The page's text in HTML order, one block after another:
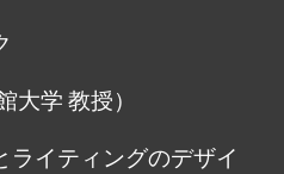
大学 教授）
ライティングのデザイ